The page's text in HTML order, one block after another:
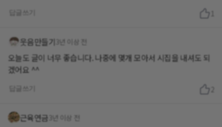
1
웃음만들기 3년 이상 전
오늘도 글이 너무 좋습니다. 나중에 몇개 모아서 시집을 내셔도 되
겠어요 ^^
2
근육연금 3년 이상 전